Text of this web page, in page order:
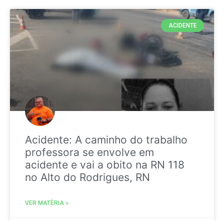
ACIDENTE
Acidente: A caminho do trabalho
professora se envolve em
acidente e vai a obito na RN 118
no Alto do Rodrigues, RN
VER MATÉRIA »